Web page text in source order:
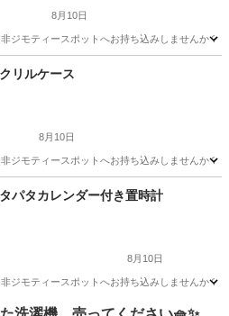
8月10日
ティースポットへお持ち込みしませんか？
貨/小物
リルケース
8月10日
ティースポットへお持ち込みしませんか？
アクリル
パタカレンダー付き置時計
8月10日
ティースポットへお持ち込みしませんか？